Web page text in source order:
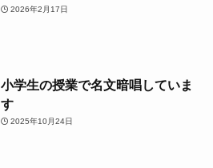
2026年2月17日
小学生の授業で名文暗唱していま
す
2025年10月24日